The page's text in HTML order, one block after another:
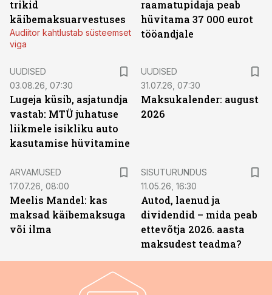
trikid
käibemaksuarvestuses
Audiitor kahtlustab süsteemset
viga
raamatupidaja peab
hüvitama 37 000 eurot
tööandjale
UUDISED
03.08.26, 07:30
Lugeja küsib, asjatundja
vastab: MTÜ juhatuse
liikmele isikliku auto
kasutamise hüvitamine
UUDISED
31.07.26, 07:30
Maksukalender: august
2026
ARVAMUSED
17.07.26, 08:00
Meelis Mandel: kas
maksad käibemaksuga
või ilma
SISUTURUNDUS
11.05.26, 16:30
Autod, laenud ja
dividendid – mida peab
ettevõtja 2026. aasta
maksudest teadma?